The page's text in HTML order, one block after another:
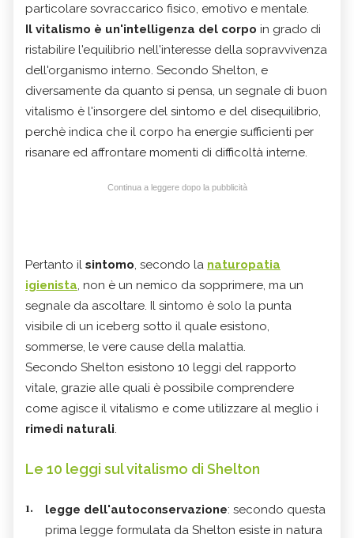
particolare sovraccarico fisico, emotivo e mentale.
Il vitalismo è un'intelligenza del corpo in grado di
ristabilire l'equilibrio nell'interesse della sopravvivenza
dell'organismo interno. Secondo Shelton, e
diversamente da quanto si pensa, un segnale di buon
vitalismo è l'insorgere del sintomo e del disequilibrio,
perchè indica che il corpo ha energie sufficienti per
risanare ed affrontare momenti di difficoltà interne.
Continua a leggere dopo la pubblicità
Pertanto il sintomo, secondo la naturopatia
igienista, non è un nemico da sopprimere, ma un
segnale da ascoltare. Il sintomo è solo la punta
visibile di un iceberg sotto il quale esistono,
sommerse, le vere cause della malattia.
Secondo Shelton esistono 10 leggi del rapporto
vitale, grazie alle quali è possibile comprendere
come agisce il vitalismo e come utilizzare al meglio i
rimedi naturali.
Le 10 leggi sul vitalismo di Shelton
legge dell'autoconservazione: secondo questa
prima legge formulata da Shelton esiste in natura